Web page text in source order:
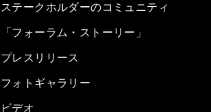
ステークホルダーのコミュニティ
「フォーラム・ストーリー」
プレスリリース
フォトギャラリー
ビデオ